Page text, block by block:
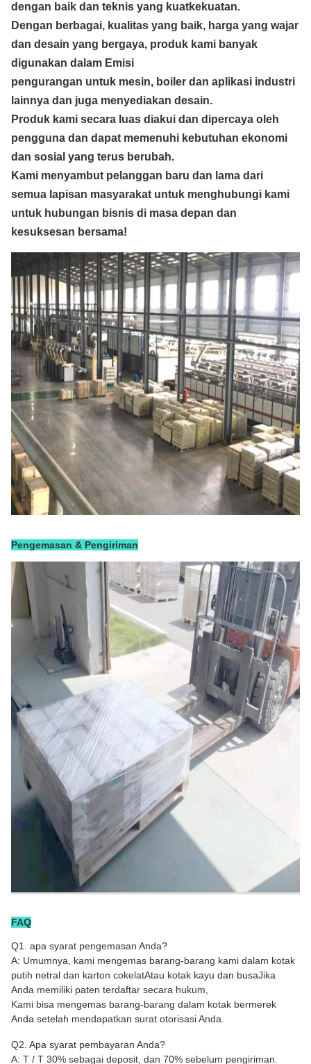
dengan baik dan teknis yang kuatkekuatan.
Dengan berbagai, kualitas yang baik, harga yang wajar
dan desain yang bergaya, produk kami banyak
digunakan dalam Emisi
pengurangan untuk mesin, boiler dan aplikasi industri
lainnya dan juga menyediakan desain.
Produk kami secara luas diakui dan dipercaya oleh
pengguna dan dapat memenuhi kebutuhan ekonomi
dan sosial yang terus berubah.
Kami menyambut pelanggan baru dan lama dari
semua lapisan masyarakat untuk menghubungi kami
untuk hubungan bisnis di masa depan dan
kesuksesan bersama!
Pengemasan & Pengiriman
FAQ
Q1. apa syarat pengemasan Anda?
A: Umumnya, kami mengemas barang-barang kami dalam kotak
putih netral dan karton cokelatAtau kotak kayu dan busaJika
Anda memiliki paten terdaftar secara hukum,
Kami bisa mengemas barang-barang dalam kotak bermerek
Anda setelah mendapatkan surat otorisasi Anda.
Q2. Apa syarat pembayaran Anda?
A: T / T 30% sebagai deposit, dan 70% sebelum pengiriman.